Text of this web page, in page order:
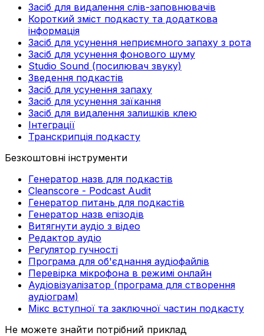
Засіб для видалення слів-заповнювачів
Короткий зміст подкасту та додаткова
інформація
Засіб для усунення неприємного запаху з рота
Засіб для усунення фонового шуму
Studio Sound (посилювач звуку)
Зведення подкастів
Засіб для усунення запаху
Засіб для усунення заїкання
Засіб для видалення залишків клею
Інтеграції
Транскрипція подкасту
Безкоштовні інструменти
Генератор назв для подкастів
Cleanscore - Podcast Audit
Генератор питань для подкастів
Генератор назв епізодів
Витягнути аудіо з відео
Редактор аудіо
Регулятор гучності
Програма для об'єднання аудіофайлів
Перевірка мікрофона в режимі онлайн
Аудіовізуалізатор (програма для створення
аудіограм)
Мікс вступної та заключної частин подкасту
Не можете знайти потрібний приклад